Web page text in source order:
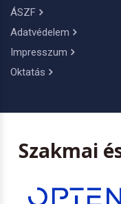
ÁSZF
Adatvédelem
Impresszum
Oktatás
Szakmai